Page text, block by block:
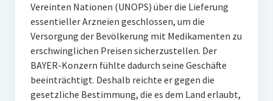
Vereinten Nationen (UNOPS) über die Lieferung
essentieller Arzneien geschlossen, um die
Versorgung der Bevölkerung mit Medikamenten zu
erschwinglichen Preisen sicherzustellen. Der
BAYER-Konzern fühlte dadurch seine Geschäfte
beeinträchtigt. Deshalb reichte er gegen die
gesetzliche Bestimmung, die es dem Land erlaubt,